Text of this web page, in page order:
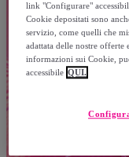
link "Configurare"
Cookie depositati sono
servizio, come quelli che
adattata delle nostre offerte
informazioni sui Cookie,
accessibile QUI.